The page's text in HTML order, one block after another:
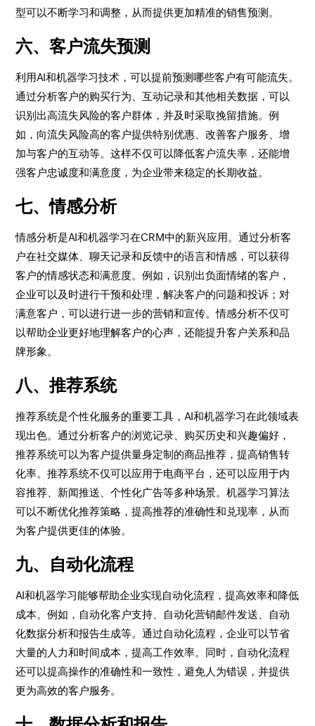
型可以不断学习和调整，从而提供更加精准的销售预测。
六、客户流失预测
利用AI和机器学习技术，可以提前预测哪些客户有可能流失。
通过分析客户的购买行为、互动记录和其他相关数据，可以
识别出高流失风险的客户群体，并及时采取挽留措施。例
如，向流失风险高的客户提供特别优惠、改善客户服务、增
加与客户的互动等。这样不仅可以降低客户流失率，还能增
强客户忠诚度和满意度，为企业带来稳定的长期收益。
七、情感分析
情感分析是AI和机器学习在CRM中的新兴应用。通过分析客
户在社交媒体、聊天记录和反馈中的语言和情感，可以获得
客户的情感状态和满意度。例如，识别出负面情绪的客户，
企业可以及时进行干预和处理，解决客户的问题和投诉；对
满意客户，可以进行进一步的营销和宣传。情感分析不仅可
以帮助企业更好地理解客户的心声，还能提升客户关系和品
牌形象。
八、推荐系统
推荐系统是个性化服务的重要工具，AI和机器学习在此领域表
现出色。通过分析客户的浏览记录、购买历史和兴趣偏好，
推荐系统可以为客户提供量身定制的商品推荐，提高销售转
化率。推荐系统不仅可以应用于电商平台，还可以应用于内
容推荐、新闻推送、个性化广告等多种场景。机器学习算法
可以不断优化推荐策略，提高推荐的准确性和兑现率，从而
为客户提供更佳的体验。
九、自动化流程
AI和机器学习能够帮助企业实现自动化流程，提高效率和降低
成本。例如，自动化客户支持、自动化营销邮件发送、自动
化数据分析和报告生成等。通过自动化流程，企业可以节省
大量的人力和时间成本，提高工作效率。同时，自动化流程
还可以提高操作的准确性和一致性，避免人为错误，并提供
更为高效的客户服务。